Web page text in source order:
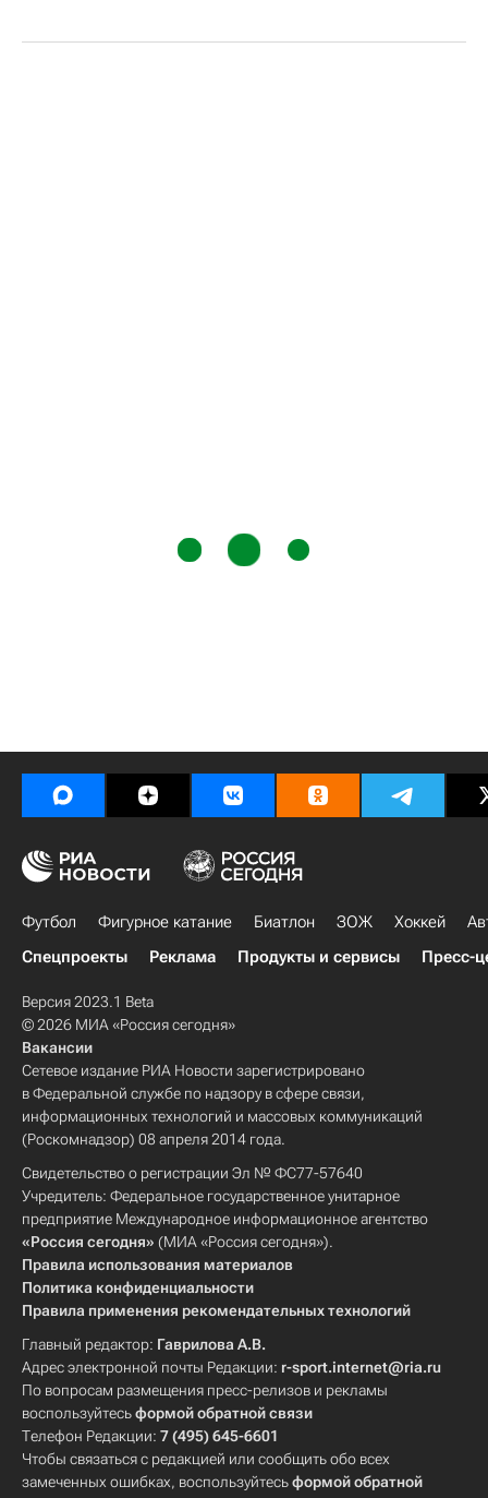
Футбол Фигурное катание Биатлон ЗОЖ Хоккей
Спецпроекты
Реклама Продукты и сервисы Пресс-
Версия 2023.1 Beta
© 2026 МИА «Россия сегодня»
Вакансии
Сетевое издание РИА Новости зарегистрировано
в Федеральной службе по надзору в сфере связи,
информационных технологий и массовых коммуникаций
(Роскомнадзор) 08 апреля 2014 года.
Свидетельство о регистрации Эл № ФС77-57640
Учредитель: Федеральное государственное унитарное
предприятие Международное информационное агентство
«Россия сегодня» (МИА «Россия сегодня»).
Правила использования материалов
Политика конфиденциальности
Правила применения рекомендательных технологий
Главный редактор: Гаврилова А.В.
Адрес электронной почты Редакции: r-sport.internet@ria.ru
По вопросам размещения пресс-релизов и рекламы
воспользуйтесьформой обратной связи
Телефон Редакции: 7 (495) 645-6601
Чтобы связаться с редакцией или сообщить обо всех
замеченных ошибках, воспользуйтесьформой обратной